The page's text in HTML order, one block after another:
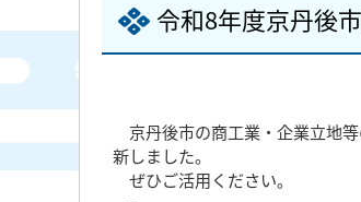
令和8年度京丹後
京丹後市の商工業・企業立地
新しました。
ぜひご活用ください。